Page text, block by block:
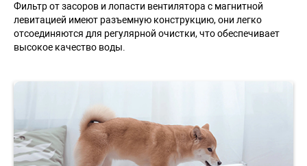
Фильтр от засоров и лопасти вентилятора с магнитной
левитацией имеют разъемную конструкцию, они легко
отсоединяются для регулярной очистки, что обеспечивает
высокое качество воды.